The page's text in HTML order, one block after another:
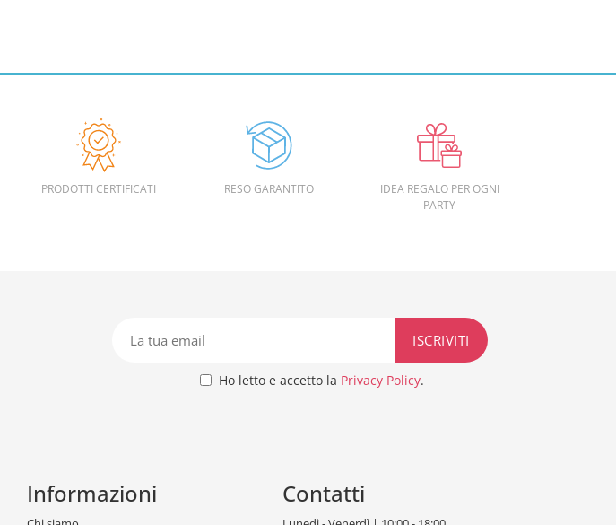
PRODOTTI CERTIFICATI RESO GARANTITO
IDEA REGALO PER OGNI
PARTY
Ho letto e accetto la Privacy Policy.
Informazioni Contatti